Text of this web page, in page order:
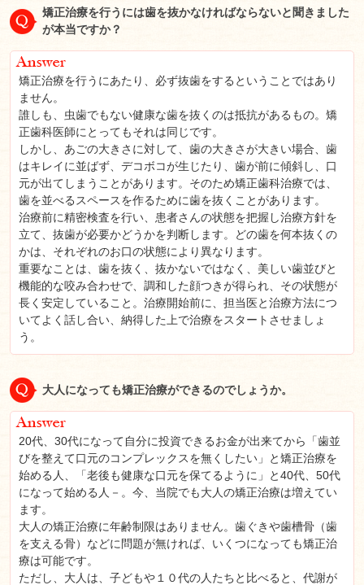
矯正治療を行うには歯を抜かなければならないと聞きました
が本当ですか？
矯正治療を行うにあたり、必ず抜歯をするということではあり
ません。
誰しも、虫歯でもない健康な歯を抜くのは抵抗があるもの。矯
正歯科医師にとってもそれは同じです。
しかし、あごの大きさに対して、歯の大きさが大きい場合、歯
はキレイに並ばず、デコボコが生じたり、歯が前に傾斜し、口
元が出てしまうことがあります。そのため矯正歯科治療では、
歯を並べるスペースを作るために歯を抜くことがあります。
治療前に精密検査を行い、患者さんの状態を把握し治療方針を
立て、抜歯が必要かどうかを判断します。どの歯を何本抜くの
かは、それぞれのお口の状態により異なります。
重要なことは、歯を抜く、抜かないではなく、美しい歯並びと
機能的な咬み合わせで、調和した顔つきが得られ、その状態が
長く安定していること。治療開始前に、担当医と治療方法につ
いてよく話し合い、納得した上で治療をスタートさせましょ
う。
大人になっても矯正治療ができるのでしょうか。
20代、30代になって自分に投資できるお金が出来てから「歯並
びを整えて口元のコンプレックスを無くしたい」と矯正治療を
始める人、「老後も健康な口元を保てるように」と40代、50代
になって始める人－。今、当院でも大人の矯正治療は増えてい
ます。
大人の矯正治療に年齢制限はありません。歯ぐきや歯槽骨（歯
を支える骨）などに問題が無ければ、いくつになっても矯正治
療は可能です。
ただし、大人は、子どもや１０代の人たちと比べると、代謝が